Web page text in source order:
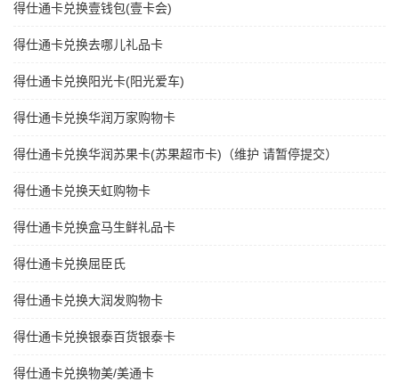
得仕通卡兑换壹钱包(壹卡会)
得仕通卡兑换去哪儿礼品卡
得仕通卡兑换阳光卡(阳光爱车)
得仕通卡兑换华润万家购物卡
得仕通卡兑换华润苏果卡(苏果超市卡)（维护 请暂停提交）
得仕通卡兑换天虹购物卡
得仕通卡兑换盒马生鲜礼品卡
得仕通卡兑换屈臣氏
得仕通卡兑换大润发购物卡
得仕通卡兑换银泰百货银泰卡
得仕通卡兑换物美/美通卡